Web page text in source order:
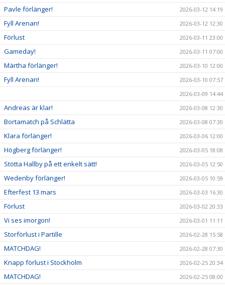
Pavle förlänger! 2026-03-12 14:19
Fyll Arenan! 2026-03-12 12:30
Förlust 2026-03-11 23:00
Gameday! 2026-03-11 07:00
Märtha förlänger! 2026-03-10 12:00
Fyll Arenan!
2026-03-10 07:57
2026-03-09 14:44
Andreas är klar! 2026-03-08 12:30
Bortamatch på Schlätta 2026-03-08 07:30
Klara förlänger! 2026-03-06 12:00
Högberg förlänger! 2026-03-05 18:08
Stötta Hallby på ett enkelt sätt! 2026-03-05 12:50
Wedenby förlänger! 2026-03-05 10:59
Efterfest 13 mars 2026-03-03 16:30
Förlust 2026-03-02 20:33
Vi ses imorgon! 2026-03-01 11:11
Storförlust i Partille 2026-02-28 15:58
MATCHDAG! 2026-02-28 07:30
Knapp förlust i Stockholm 2026-02-25 20:34
MATCHDAG! 2026-02-25 08:00